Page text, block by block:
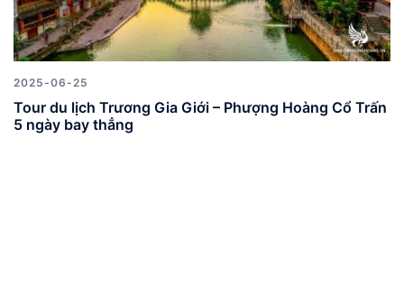
2025-06-25
Tour du lịch Trương Gia Giới – Phượng Hoàng Cổ Trấn
5 ngày bay thẳng